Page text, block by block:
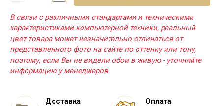
В связи с различными стандартами и техническими
характеристиками компьютерной техники, реальный
цвет товара может незначительно отличаться от
представленного фото на сайте по оттенку или тону,
поэтому, если Вы не видели обои в живую - уточняйте
информацию у менеджеров
Доставка Оплата